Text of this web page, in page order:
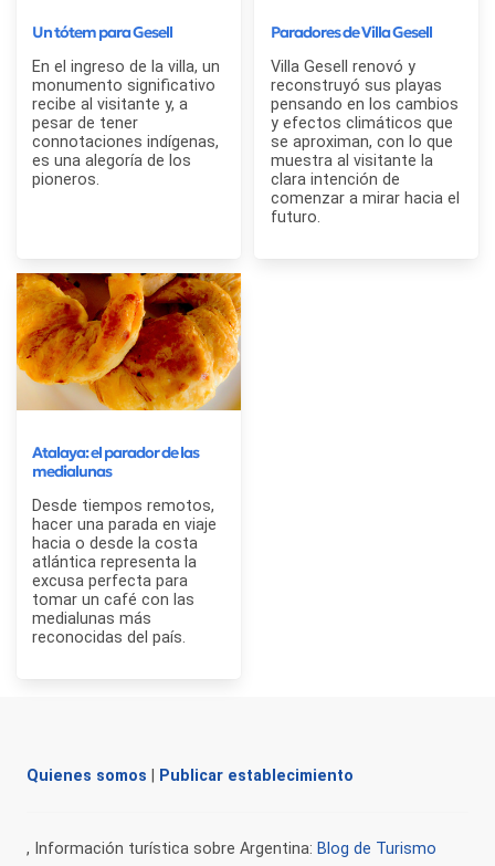
Un tótem para Gesell
En el ingreso de la villa, un
monumento significativo
recibe al visitante y, a
pesar de tener
connotaciones indígenas,
es una alegoría de los
pioneros.
Paradores de Villa Gesell
Villa Gesell renovó y
reconstruyó sus playas
pensando en los cambios
y efectos climáticos que
se aproximan, con lo que
muestra al visitante la
clara intención de
comenzar a mirar hacia el
futuro.
Atalaya: el parador de las
medialunas
Desde tiempos remotos,
hacer una parada en viaje
hacia o desde la costa
atlántica representa la
excusa perfecta para
tomar un café con las
medialunas más
reconocidas del país.
Quienes somos Publicar establecimiento
, Información turística sobre Argentina: Blog de Turismo